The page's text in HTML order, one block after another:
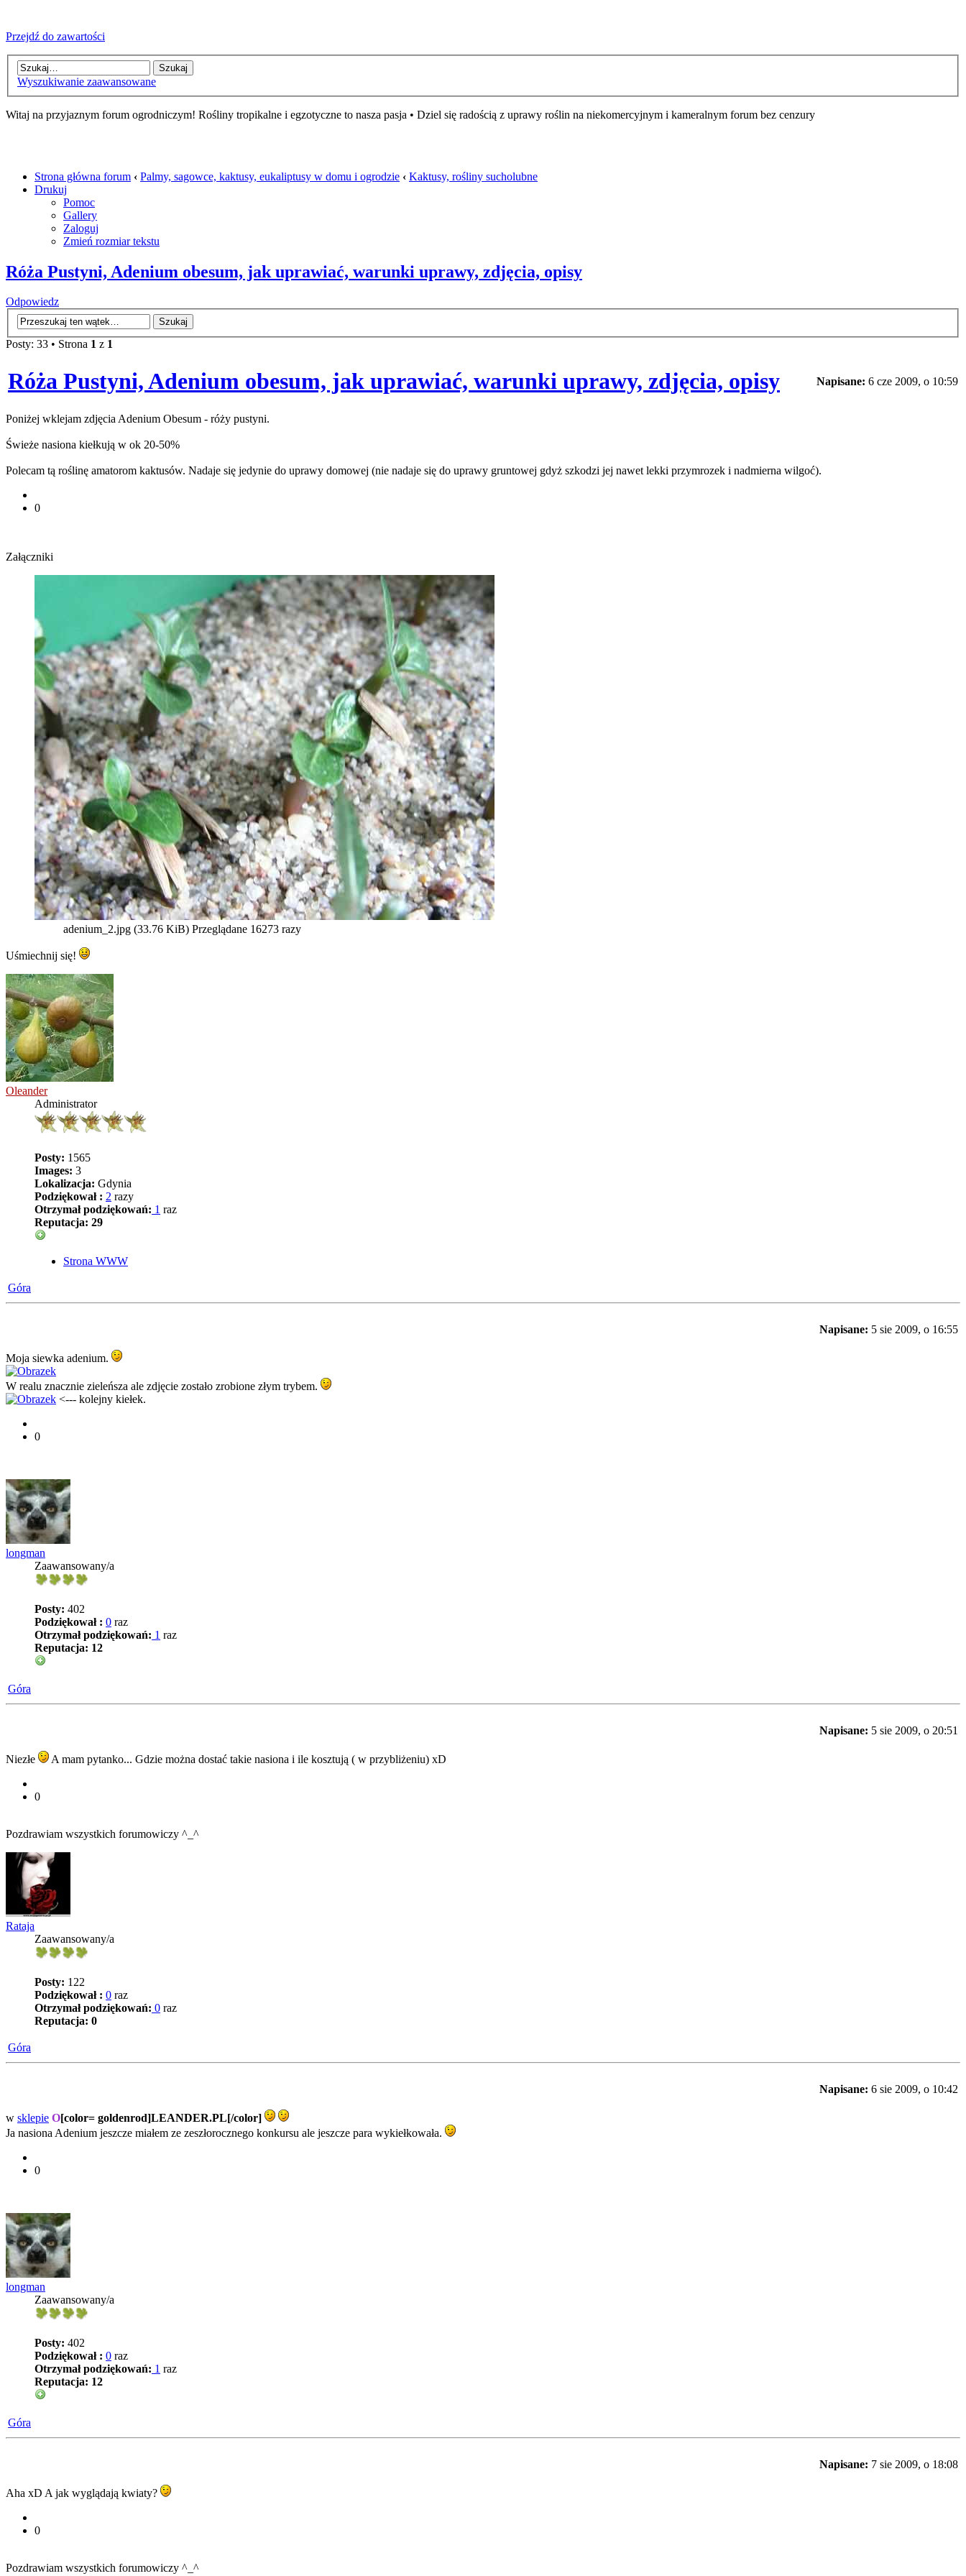
Przejdź do zawartości
Wyszukiwanie zaawansowane
Witaj na przyjaznym forum ogrodniczym! Rośliny tropikalne i egzotyczne to nasza pasja • Dziel się radością z uprawy roślin na niekomercyjnym i kameralnym forum bez cenzury
Strona główna forum ‹ Palmy, sagowce, kaktusy, eukaliptusy w domu i ogrodzie ‹ Kaktusy, rośliny sucholubne
Drukuj
Pomoc
Gallery
Zaloguj
Zmień rozmiar tekstu
Róża Pustyni, Adenium obesum, jak uprawiać, warunki uprawy, zdjęcia, opisy
Odpowiedz
Posty: 33 • Strona 1 z 1
Róża Pustyni, Adenium obesum, jak uprawiać, warunki uprawy, zdjęcia, opisy Napisane: 6 cze 2009, o 10:59
Poniżej wklejam zdjęcia Adenium Obesum - róży pustyni.
Świeże nasiona kiełkują w ok 20-50%
Polecam tą roślinę amatorom kaktusów. Nadaje się jedynie do uprawy domowej (nie nadaje się do uprawy gruntowej gdyż szkodzi jej nawet lekki przymrozek i nadmierna wilgoć).
0
Załączniki
adenium_2.jpg (33.76 KiB) Przeglądane 16273 razy
Uśmiechnij się!
Oleander
Administrator
Posty: 1565
Images: 3
Lokalizacja: Gdynia
Podziękował : 2 razy
Otrzymał podziękowań: 1 raz
Reputacja: 29
Strona WWW
Góra
Napisane: 5 sie 2009, o 16:55
Moja siewka adenium.
W realu znacznie zieleńsza ale zdjęcie zostało zrobione złym trybem.
<--- kolejny kiełek.
0
longman
Zaawansowany/a
Posty: 402
Podziękował : 0 raz
Otrzymał podziękowań: 1 raz
Reputacja: 12
Góra
Napisane: 5 sie 2009, o 20:51
Niezłe A mam pytanko... Gdzie można dostać takie nasiona i ile kosztują ( w przybliżeniu) xD
0
Pozdrawiam wszystkich forumowiczy ^_^
Rataja
Zaawansowany/a
Posty: 122
Podziękował : 0 raz
Otrzymał podziękowań: 0 raz
Reputacja: 0
Góra
Napisane: 6 sie 2009, o 10:42
w sklepie O[color= goldenrod]LEANDER.PL[/color]
Ja nasiona Adenium jeszcze miałem ze zeszłorocznego konkursu ale jeszcze para wykiełkowała.
0
longman
Zaawansowany/a
Posty: 402
Podziękował : 0 raz
Otrzymał podziękowań: 1 raz
Reputacja: 12
Góra
Napisane: 7 sie 2009, o 18:08
Aha xD A jak wyglądają kwiaty?
0
Pozdrawiam wszystkich forumowiczy ^_^